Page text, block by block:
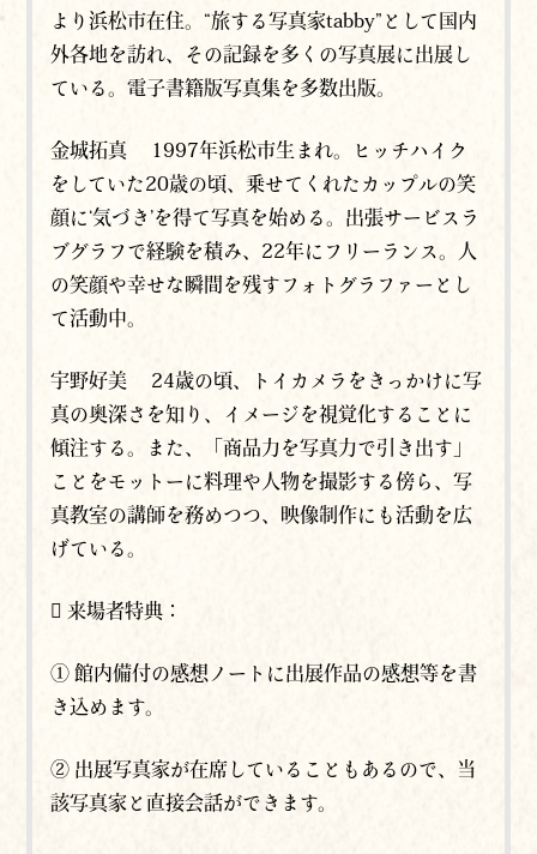
より浜松市在住。“旅する写真家tabby”として国内
外各地を訪れ、その記録を多くの写真展に出展し
ている。電子書籍版写真集を多数出版。
金城拓真 1997年浜松市生まれ。ヒッチハイク
をしていた20歳の頃、乗せてくれたカップルの笑
顔に‘気づき’を得て写真を始める。出張サービスラ
ブグラフで経験を積み、22年にフリーランス。人
の笑顔や幸せな瞬間を残すフォトグラファーとし
て活動中。
宇野好美 24歳の頃、トイカメラをきっかけに写
真の奥深さを知り、イメージを視覚化することに
傾注する。また、「商品力を写真力で引き出す」
ことをモットーに料理や人物を撮影する傍ら、写
真教室の講師を務めつつ、映像制作にも活動を広
げている。
 来場者特典：
① 館内備付の感想ノートに出展作品の感想等を書
き込めます。
② 出展写真家が在席していることもあるので、当
該写真家と直接会話ができます。